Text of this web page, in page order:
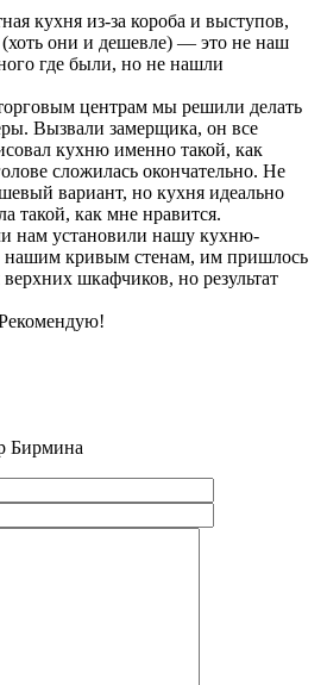
кухня из-за короба и выступов,
они и дешевле) — это не наш
где были, но не нашли
центрам мы решили делать
Вызвали замерщика, он все
кухню именно такой, как
сложилась окончательно. Не
вариант, но кухня идеально
такой, как мне нравится.
нам установили нашу кухню-
нашим кривым стенам, им пришлось
шкафчиков, но результат
Бирмина